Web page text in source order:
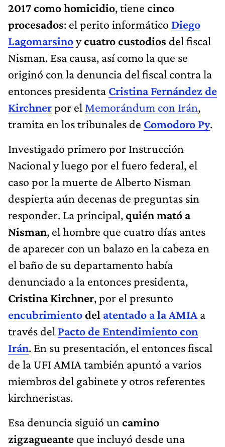
2017 como homicidio, tiene cinco
procesados: el perito informático Diego
Lagomarsinoycuatro custodios del fiscal
Nisman. Esa causa, así como la que se
originó con la denuncia del fiscal contra la
entonces presidenta Cristina Fernández de
Kirchnerpor el Memorándum con Irán,
tramita en los tribunales de Comodoro Py.
Investigado primero por Instrucción
Nacional y luego por el fuero federal, el
caso por la muerte de Alberto Nisman
despierta aún decenas de preguntas sin
responder. La principal, quién mató a
Nisman, el hombre que cuatro días antes
de aparecer con un balazo en la cabeza en
el baño de su departamento había
denunciado a la entonces presidenta,
Cristina Kirchner, por el presunto
encubrimientodel atentado a la AMIA a
través del Pacto de Entendimiento con
Irán. En su presentación, el entonces fiscal
de la UFI AMIA también apuntó a varios
miembros del gabinete y otros referentes
kirchneristas.
Esa denuncia siguió un camino
zigzagueante que incluyó desde una